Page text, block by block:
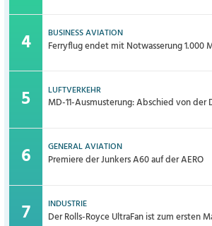
BUSINESS AVIATION
Ferryflug endet mit Notwasserung 1.000
LUFTVERKEHR
MD-11-Ausmusterung: Abschied von der
GENERAL AVIATION
Premiere der Junkers A60 auf der AERO
INDUSTRIE
Der Rolls-Royce UltraFan ist zum ersten